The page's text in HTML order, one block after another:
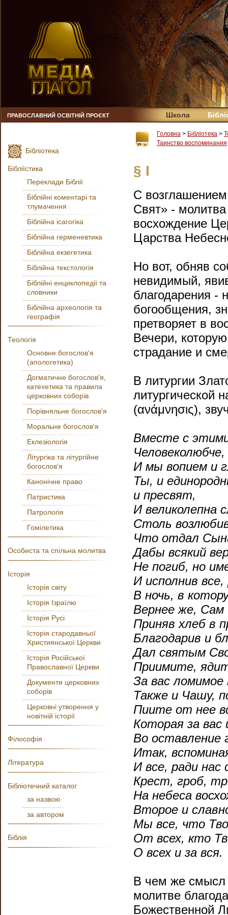
ПРАВОСЛАВНИЙ ОСВІТНІЙ ПРОЄКТ Школа
Головна > Бібліотека >
Таинство воспоминания
§ I
С возглашением
Свят» - молитва
восхождение
Царства
Но вот, обняв
невидимый,
благодарения -
богообщения,
претворяет в
Вечери,
страдание и
В литургии
литургической
(ανάμνησις),
Вместе с
Человеколюбче,
И мы вопием и
Ты, и
и пресвят,
И великолепна
Столь
Что отдал
Дабы всякий
Не погиб, но
И исполнив
В ночь, в
Вернее же, Сам
Приняв хлеб в
Благодарив и
Дал святым
Приимите,
За вас ломимое
Также и Чашу,
Пиите от нее
Которая за вас
Во оставление
Итак,
И все, ради нас
Крест, гроб,
На небеса
Второе и
Мы все, что
От всех, кто
О всех и за вся.
В чем же смысл
молитве
Божественной
Бібліотека
Бібліїстика
Переклади Біблії
Біблійні коментарі та
тлумачення
Біблійна ісагогіка
Біблійна герменевтика
Біблійна екзегетика
Біблійна текстологія
Біблійні енциклопедії та
словники
Біблійна археологія та
географія
Теологія
Основне богослов'я
(апологетика)
Догматичне богослов'я,
катехетика та правила
церковних соборів
Порівняльне богослов'я
Моральне богослов'я
Еклезіологія
Літургіка та літургійне
богослов'я
Канонічне право
Патристика
Патрологія
Гомілетика
Особиста та спільна молитва
Історія
Історія світу
Історія Ізраїлю
Історія Русі
Історія стародавньої
Християнської Церкви
Історія Російської
Православної Церкви
Документи церковних
соборів
Церковні утворення у
новітній історії
Філософія
Література
Бібліотечний каталог
за назвою
за автором
Біблія